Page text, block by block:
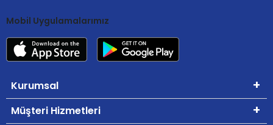
Mobil Uygulamalarımız
Kurumsal
Müşteri Hizmetleri